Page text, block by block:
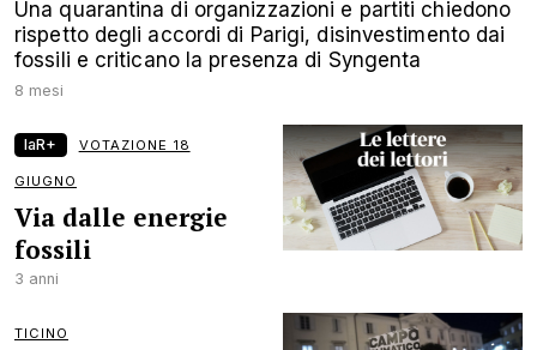
Una quarantina di organizzazioni e partiti chiedono
rispetto degli accordi di Parigi, disinvestimento dai
fossili e criticano la presenza di Syngenta
8 mesi
laR+ VOTAZIONE 18
GIUGNO
Via dalle energie
fossili
3 anni
TICINO